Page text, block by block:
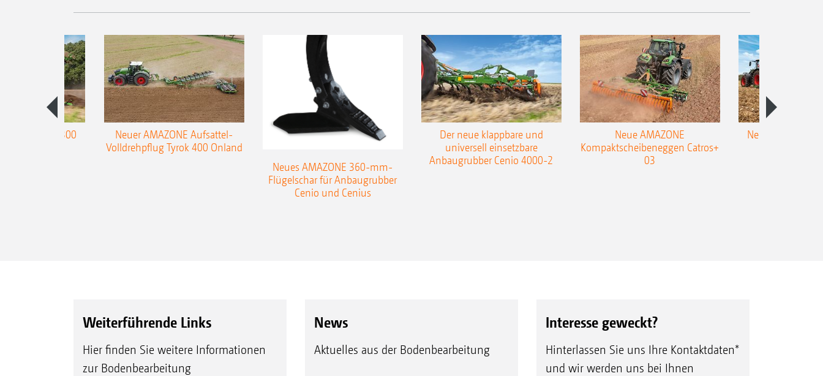
Teres 300
Neuer AMAZONE Aufsattel-
Volldrehpflug Tyrok 400 Onland
Neues AMAZONE 360-mm-
Flügelschar für Anbaugrubber
Cenio und Cenius
Der neue klappbare und
universell einsetzbare
Anbaugrubber Cenio 4000-2
Neue AMAZONE
Kompaktscheibeneggen Catros+
03
Neuer
Weiterführende Links
Hier finden Sie weitere Informationen
zur Bodenbearbeitung
News
Aktuelles aus der Bodenbearbeitung
Interesse geweckt?
Hinterlassen Sie uns Ihre Kontaktdaten*
und wir werden uns bei Ihnen